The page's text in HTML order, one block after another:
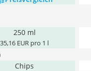
250 ml
35,16 EUR pro 1 l
Chips